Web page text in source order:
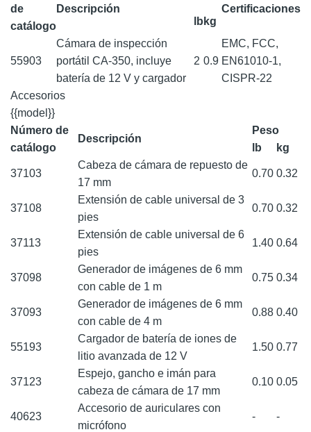
de
catálogo
Descripción
Certificaciones
lb kg
55903
Cámara de inspección
portátil CA-350, incluye
batería de 12 V y cargador
2 0.9
EMC, FCC,
EN61010-1,
CISPR-22
Accesorios
{{model}}
Número de
catálogo
Descripción
Peso
lb
kg
37103
Cabeza de cámara de repuesto de
17 mm
0.70 0.32
37108
Extensión de cable universal de 3
pies
0.70 0.32
37113
Extensión de cable universal de 6
pies
1.40 0.64
37098
Generador de imágenes de 6 mm
con cable de 1 m
0.75 0.34
37093
Generador de imágenes de 6 mm
con cable de 4 m
0.88 0.40
55193
Cargador de batería de iones de
litio avanzada de 12 V
1.50 0.77
37123
Espejo, gancho e imán para
cabeza de cámara de 17 mm
0.10 0.05
40623
Accesorio de auriculares con
micrófono
- -